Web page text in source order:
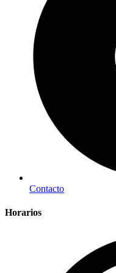
Contacto
Horarios